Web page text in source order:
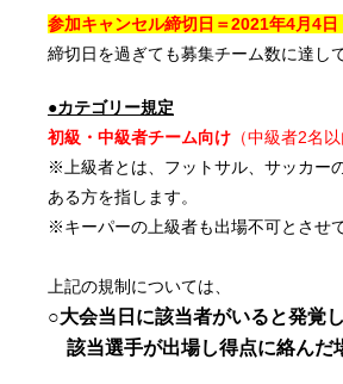
参加キャンセル締切日＝2021年4月4日
締切日を過ぎても募集チーム数に達し
●カテゴリー規定
初級・中級者チーム向け （中級者2名
※上級者とは、フットサル、サッカー
ある方を指します。
※キーパーの上級者も出場不可とさせ
上記の規制については、
○大会当日に該当者がいると発覚
該当選手が出場し得点に絡んだ